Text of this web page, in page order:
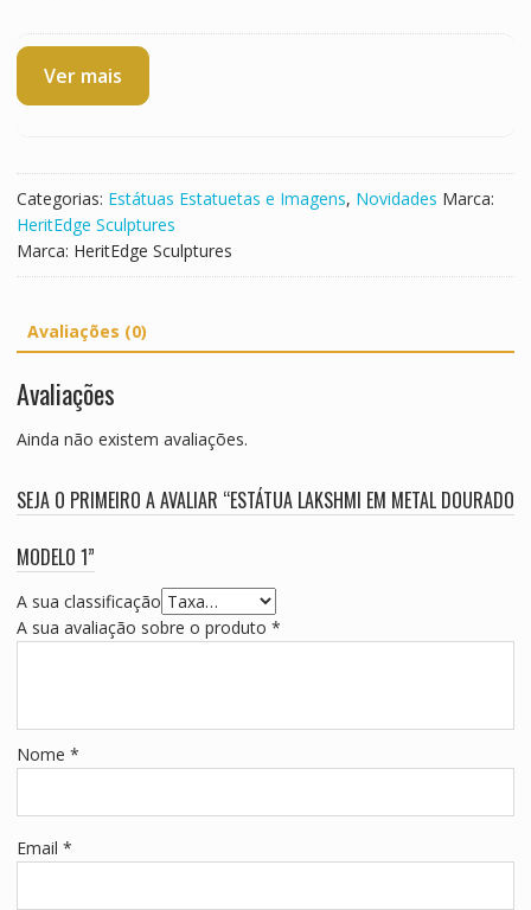
Ver mais
Categorias: Estátuas Estatuetas e Imagens, Novidades Marca:
HeritEdge Sculptures
Marca: HeritEdge Sculptures
Avaliações (0)
Avaliações
Ainda não existem avaliações.
SEJA O PRIMEIRO A AVALIAR “ESTÁTUA LAKSHMI EM METAL DOURADO
MODELO 1”
A sua classificação
A sua avaliação sobre o produto *
Nome *
Email *